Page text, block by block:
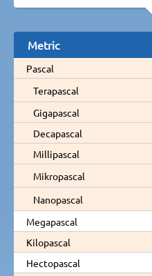
Metric
Pascal
Terapascal
Gigapascal
Decapascal
Millipascal
Mikropascal
Nanopascal
Megapascal
Kilopascal
Hectopascal